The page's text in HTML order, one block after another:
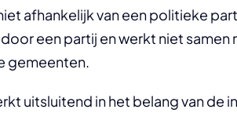
afhankelijk van een politieke
een partij en werkt niet samen
gemeenten.
uitsluitend in het belang van de